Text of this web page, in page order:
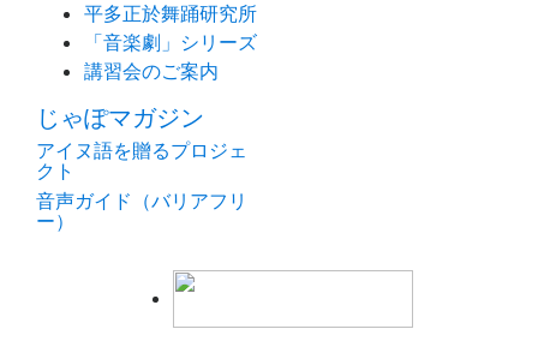
平多正於舞踊研究所
「音楽劇」シリーズ
講習会のご案内
じゃぽマガジン
アイヌ語を贈るプロジェ
クト
音声ガイド（バリアフリ
ー）